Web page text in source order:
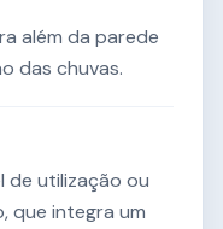
além da parede
das chuvas.
de utilização ou
que integra um